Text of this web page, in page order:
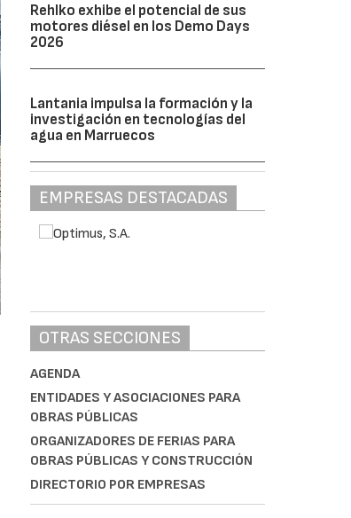
Rehlko exhibe el potencial de sus
motores diésel en los Demo Days
2026
Lantania impulsa la formación y la
investigación en tecnologías del
agua en Marruecos
EMPRESAS DESTACADAS
OTRAS SECCIONES
AGENDA
ENTIDADES Y ASOCIACIONES PARA
OBRAS PÚBLICAS
ORGANIZADORES DE FERIAS PARA
OBRAS PÚBLICAS Y CONSTRUCCIÓN
DIRECTORIO POR EMPRESAS